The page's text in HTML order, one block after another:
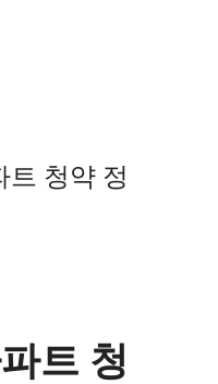
트 청약 정
트 청